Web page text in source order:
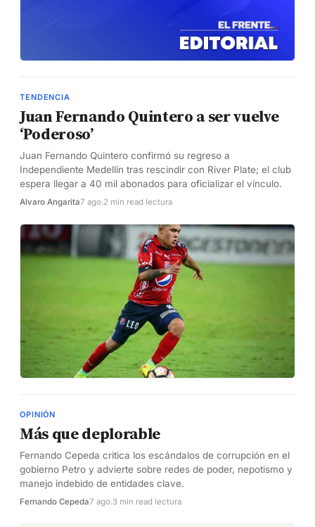
TENDENCIA
Juan Fernando Quintero a ser vuelve
‘Poderoso’
Juan Fernando Quintero confirmó su regreso a
Independiente Medellín tras rescindir con River Plate; el club
espera llegar a 40 mil abonados para oficializar el vínculo.
Alvaro Angarita7 ago.2 min read lectura
OPINIÓN
Más que deplorable
Fernando Cepeda critica los escándalos de corrupción en el
gobierno Petro y advierte sobre redes de poder, nepotismo y
manejo indebido de entidades clave.
Fernando Cepeda7 ago.3 min read lectura